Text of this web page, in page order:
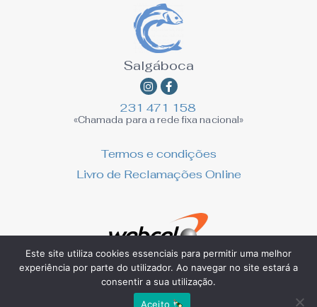
Termos e condições
Livro de Reclamações Online
Salgáboca
Instagram
Facebook-
f
231 471 158
«Chamada para a rede fixa nacional»
Copyright © 2026 Salgáboca
Este site utiliza cookies essenciais para permitir uma melhor
experiência por parte do utilizador. Ao navegar no site estará a
consentir a sua utilização.
Aceito